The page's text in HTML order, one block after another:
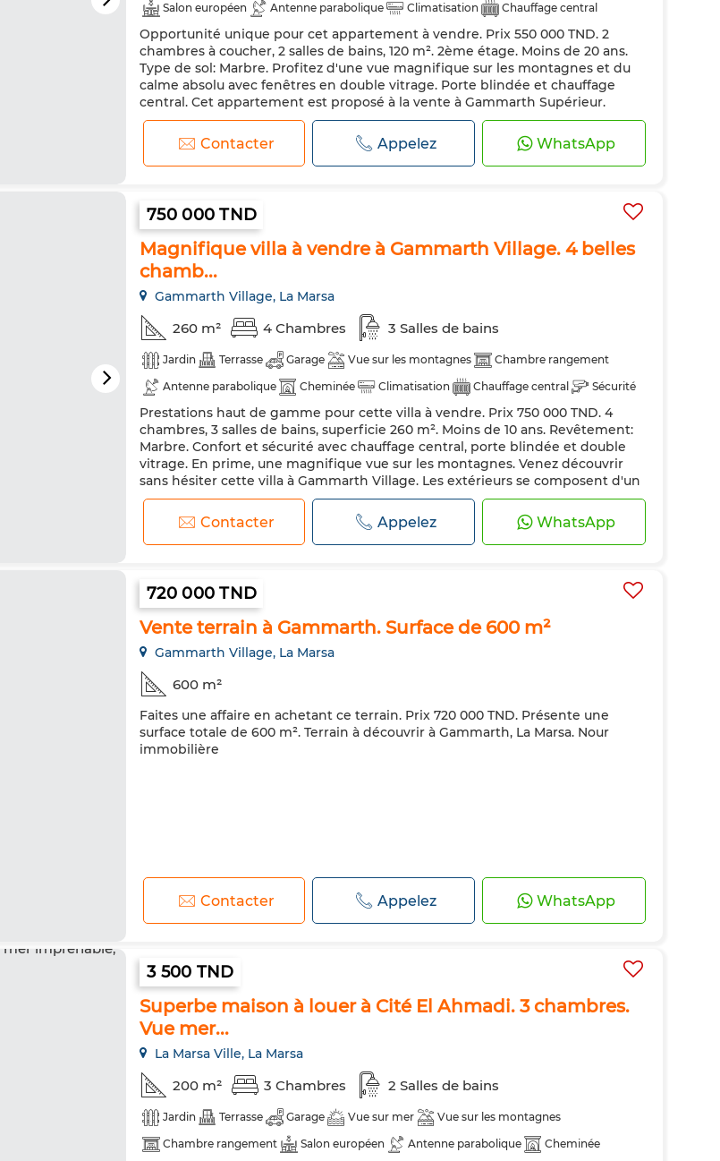
Salon européen
Antenne parabolique Climatisation
Chauffage central
Double vitrage
Porte blindée Cuisine équipée Four
Opportunité unique pour cet appartement à vendre. Prix 550 000 TND. 2
chambres à coucher, 2 salles de bains, 120 m². 2ème étage. Moins de 20 ans.
Type de sol: Marbre. Profitez d'une vue magnifique sur les montagnes et du
calme absolu avec fenêtres en double vitrage. Porte blindée et chauffage
central. Cet appartement est proposé à la vente à Gammarth Supérieur.
Nombreux équipements dont climatisation. La résidence dispose également
d'un service...Contacter Appelez WhatsApp
750 000 TND
Magnifique villa à vendre à Gammarth Village. 4 belles
chamb...
Gammarth Village, La Marsa
260 m² 4 Chambres 3 Salles de bains
Jardin Terrasse Garage Vue sur les montagnes
Chambre rangement
Antenne parabolique
Cheminée Climatisation Chauffage central
Sécurité
Double vitrage
Porte blindée Cuisine équipée Micro-ondes
Prestations haut de gamme pour cette villa à vendre. Prix 750 000 TND. 4
chambres, 3 salles de bains, superficie 260 m². Moins de 10 ans. Revêtement:
Marbre. Confort et sécurité avec chauffage central, porte blindée et double
vitrage. En prime, une magnifique vue sur les montagnes. Venez découvrir
sans hésiter cette villa à Gammarth Village. Les extérieurs se composent d'un
jardin et d'une terrasse. Équipé d'une antenne parabolique. Sécurité d...
Contacter Appelez WhatsApp
720 000 TND
Vente terrain à Gammarth. Surface de 600 m²
Gammarth Village, La Marsa
600 m²
Faites une affaire en achetant ce terrain. Prix 720 000 TND. Présente une
surface totale de 600 m². Terrain à découvrir à Gammarth, La Marsa. Nour
immobilière
Contacter Appelez WhatsApp
3 500 TND
Superbe maison à louer à Cité El Ahmadi. 3 chambres.
Vue mer...
La Marsa Ville, La Marsa
200 m² 3 Chambres 2 Salles de bains
Jardin Terrasse Garage Vue sur mer
Vue sur les montagnes
Chambre rangement
Salon européen Antenne parabolique
Cheminée